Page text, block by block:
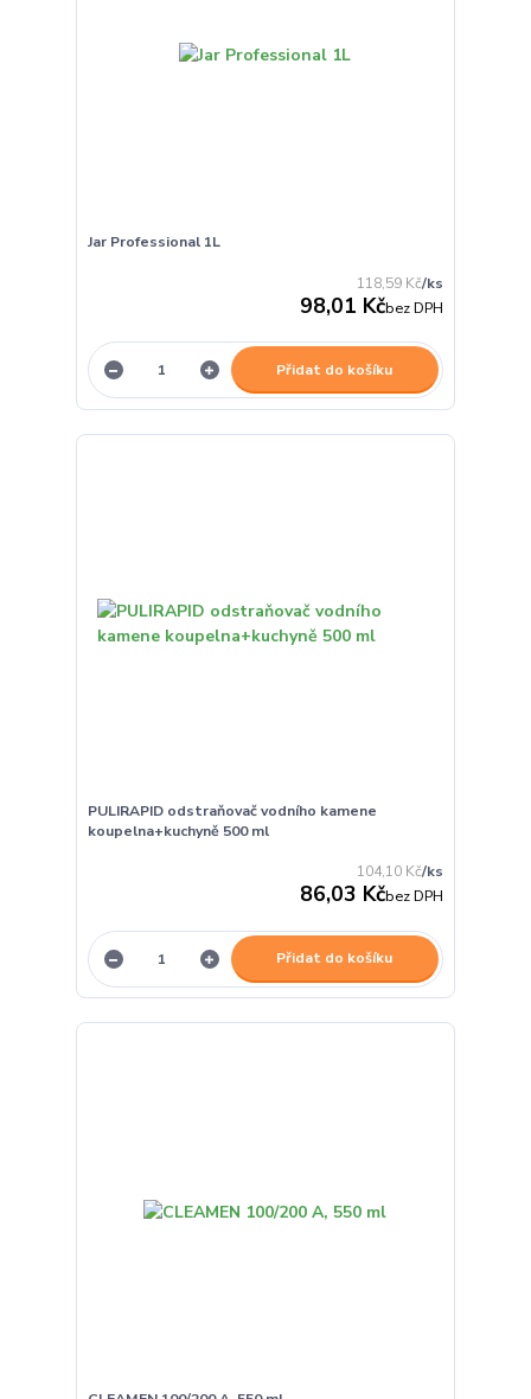
Jar Professional 1L
118,59 Kč/ks
98,01 Kčbez DPH
Přidat do košíku
PULIRAPID odstraňovač vodního kamene
koupelna+kuchyně 500 ml
104,10 Kč/ks
86,03 Kčbez DPH
Přidat do košíku